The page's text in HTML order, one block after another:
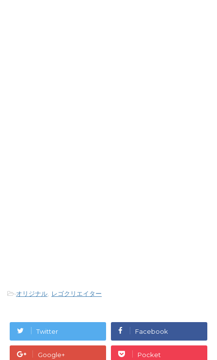
-オリジナル, レゴクリエイター
Twitter Facebook
Google+ Pocket